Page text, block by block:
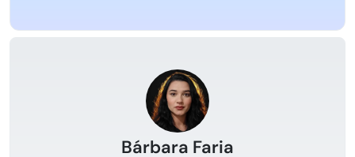
Bárbara Faria